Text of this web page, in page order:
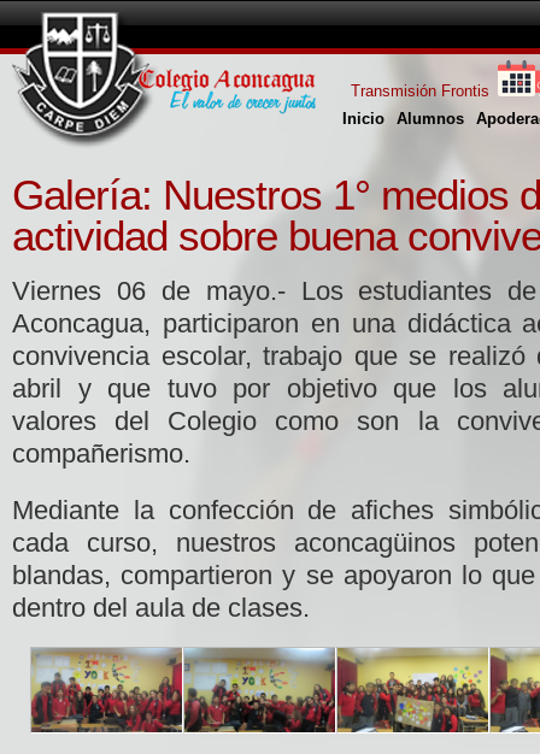
Inicio Alumnos
Transmisión Frontis
Galería: Nuestros 1° medios
actividad sobre buena
Viernes 06 de mayo.- Los estudiantes
Aconcagua, participaron en una didáctica
convivencia escolar, trabajo que se
abril y que tuvo por objetivo que los
valores del Colegio como son la
compañerismo.
Mediante la confección de afiches
cada curso, nuestros aconcagüinos
blandas, compartieron y se apoyaron lo
dentro del aula de clases.